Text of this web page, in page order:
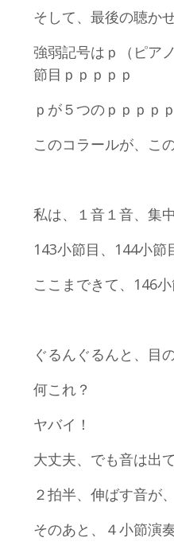
そして、最後の聴か
強弱記号はｐ（ピ
節目ｐｐｐｐｐ
ｐが５つのｐｐｐｐ
このコラールが、こ
私は、１音１音、集
143小節目、144小節
ここまできて、146
ぐるんぐるんと、目
何これ？
ヤバイ！
大丈夫、でも音は出て
２拍半、伸ばす音が
そのあと、４小節演